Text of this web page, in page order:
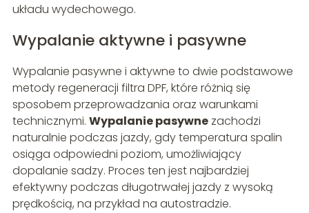
układu wydechowego.
Wypalanie aktywne i pasywne
Wypalanie pasywne i aktywne to dwie podstawowe
metody regeneracji filtra DPF, które różnią się
sposobem przeprowadzania oraz warunkami
technicznymi. Wypalanie pasywnezachodzi
naturalnie podczas jazdy, gdy temperatura spalin
osiąga odpowiedni poziom, umożliwiający
dopalanie sadzy. Proces ten jest najbardziej
efektywny podczas długotrwałej jazdy z wysoką
prędkością, na przykład na autostradzie.